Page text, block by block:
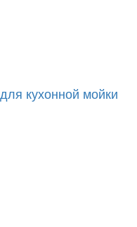
кухонной мойки